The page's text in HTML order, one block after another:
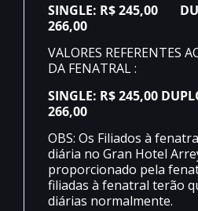
SINGLE: R$ 245,00
266,00
VALORES REFERENTES
DA FENATRAL :
SINGLE: R$ 245,00
266,00
OBS: Os Filiados à
diária no Gran Hotel
proporcionado pela
filiadas à fenatral terão
diárias normalmente.